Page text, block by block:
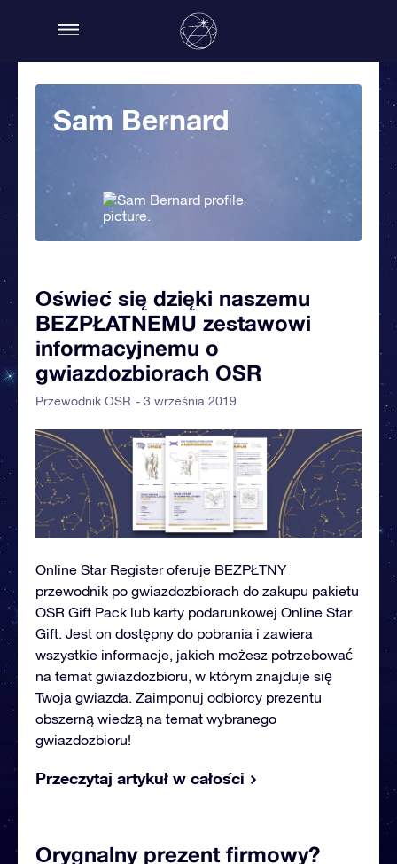
Sam Bernard
Oświeć się dzięki naszemu
BEZPŁATNEMU zestawowi
informacyjnemu o
gwiazdozbiorach OSR
Przewodnik OSR - 3 września 2019
Online Star Register oferuje BEZPŁTNY
przewodnik po gwiazdozbiorach do zakupu pakietu
OSR Gift Pack lub karty podarunkowej Online Star
Gift. Jest on dostępny do pobrania i zawiera
wszystkie informacje, jakich możesz potrzebować
na temat gwiazdozbioru, w którym znajduje się
Twoja gwiazda. Zaimponuj odbiorcy prezentu
obszerną wiedzą na temat wybranego
gwiazdozbioru!
Przeczytaj artykuł w całości
Orygnalny prezent firmowy?